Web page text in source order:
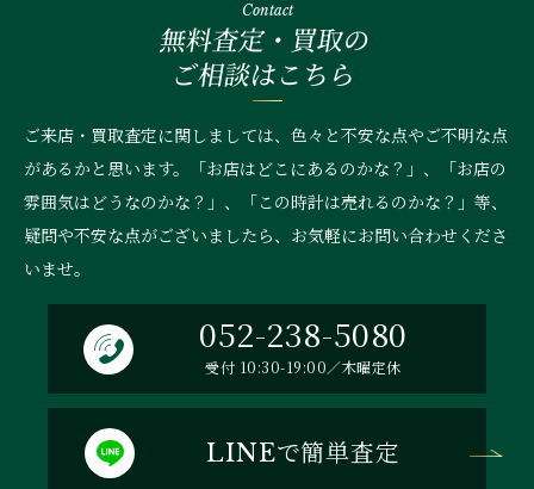
Contact
無料査定・買取の
ご相談はこちら
ご来店・買取査定に関しましては、色々と不安な点やご不明な点
があるかと思います。「お店はどこにあるのかな？」、
「お店の
雰囲気はどうなのかな？」、「この時計は売れるのかな？」等、
疑問や不安な点がございましたら、お気軽にお問い合わせくださ
いませ。
052-238-5080
受付 10:30-19:00／木曜定休
LINEで簡単査定